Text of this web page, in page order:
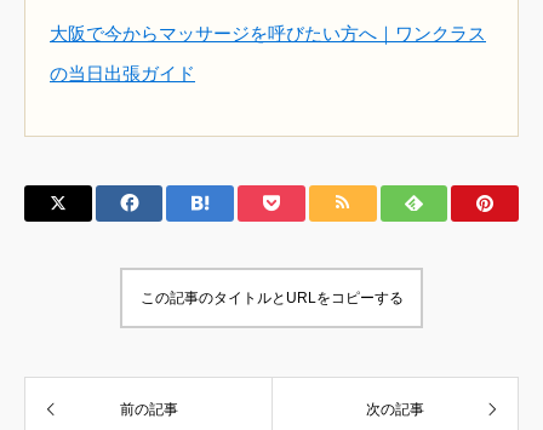
大阪で今からマッサージを呼びたい方へ｜ワンクラス
の当日出張ガイド
この記事のタイトルとURLをコピーする
前の記事 次の記事